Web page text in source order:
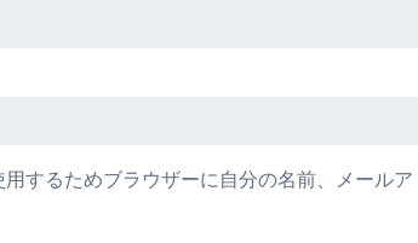
するためブラウザーに自分の名前、メール